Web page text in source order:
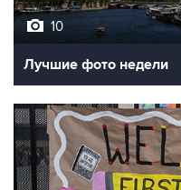
10
Лучшие фото недели